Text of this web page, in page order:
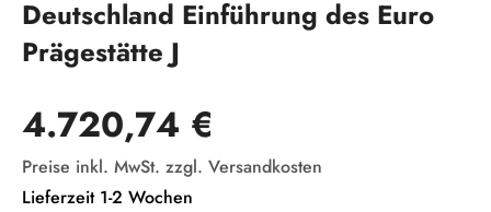
Deutschland Einführung des Euro
Prägestätte J
Regulärer Preis:
4.720,74 €
Preise inkl. MwSt. zzgl. Versandkosten
Lieferzeit 1-2 Wochen